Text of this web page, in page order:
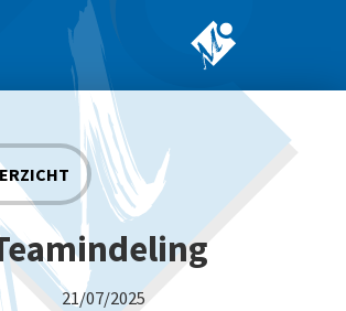
21/07/2025